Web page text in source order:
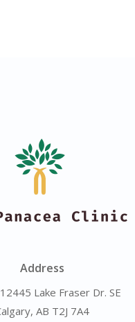
Address
Lake Fraser Dr. SE
AB T2J 7A4